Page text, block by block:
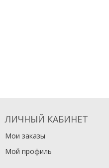
ЛИЧНЫЙ КАБИНЕТ
Мои заказы
Мой профиль